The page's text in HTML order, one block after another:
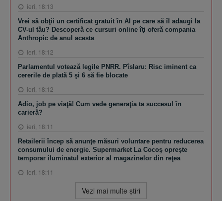
ieri, 18:13
Vrei să obţii un certificat gratuit în AI pe care să îl adaugi la
CV-ul tău? Descoperă ce cursuri online îţi oferă compania
Anthropic de anul acesta
ieri, 18:12
Parlamentul votează legile PNRR. Pîslaru: Risc iminent ca
cererile de plată 5 şi 6 să fie blocate
ieri, 18:12
Adio, job pe viaţă! Cum vede generaţia ta succesul în
carieră?
ieri, 18:11
Retailerii încep să anunţe măsuri voluntare pentru reducerea
consumului de energie. Supermarket La Cocoş opreşte
temporar iluminatul exterior al magazinelor din reţea
ieri, 18:11
Vezi mai multe ştiri